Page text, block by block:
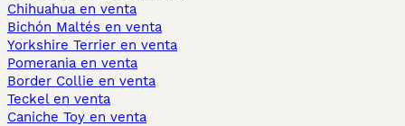
Chihuahua en venta
Bichón Maltés en venta
Yorkshire Terrier en venta
Pomerania en venta
Border Collie en venta
Teckel en venta
Caniche Toy en venta